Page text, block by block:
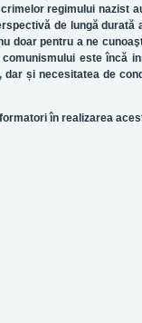
regimului nazist
de lungă durată
doar pentru a ne
comunismului este încă
dar și necesitatea de
în realizarea